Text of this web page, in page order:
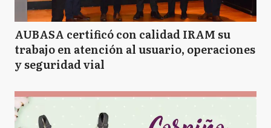
AUBASA certificó con calidad IRAM su
trabajo en atención al usuario, operaciones
y seguridad vial